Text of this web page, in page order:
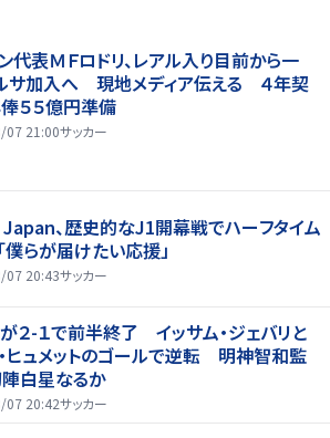
代表ＭＦロドリ、レアル入り目前から一
サ加入へ 現地メディア伝える ４年契
５５億円準備
07 21:00サッカー
、歴史的なJ1開幕戦でハーフタイム
僕らが届けたい応援」
07 20:43サッカー
２-１で前半終了 イッサム・ジェバリと
ヒュメットのゴールで逆転 明神智和監
白星なるか
07 20:42サッカー